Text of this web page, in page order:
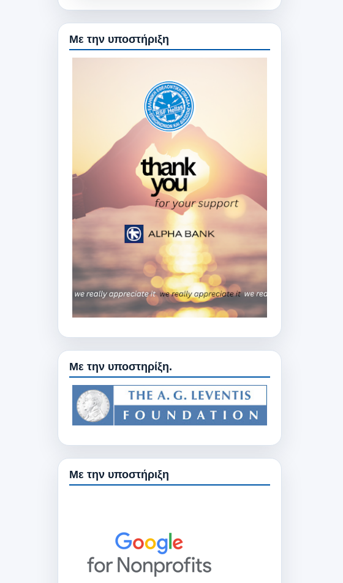
Με την υποστήριξη
Με την υποστηρίξη.
Με την υποστήριξη